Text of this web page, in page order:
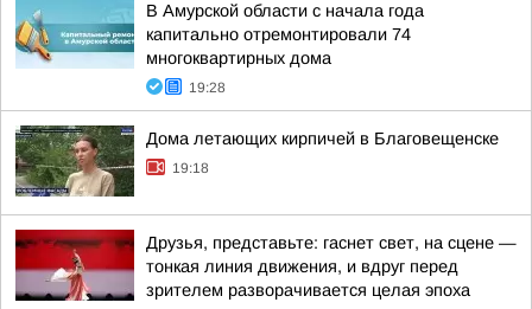
В Амурской области с начала года
капитально отремонтировали 74
многоквартирных дома
19:28
Дома летающих кирпичей в Благовещенске
19:18
Друзья, представьте: гаснет свет, на сцене —
тонкая линия движения, и вдруг перед
зрителем разворачивается целая эпоха